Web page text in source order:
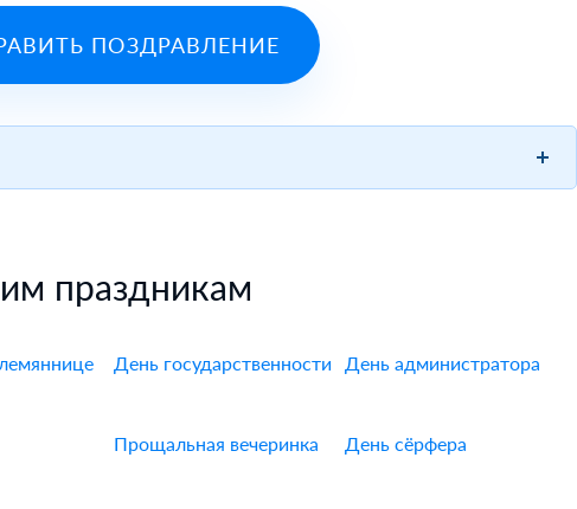
ПОЗДРАВЛЕНИЕ
праздникам
День государственности День администратора
Прощальная вечеринка День сёрфера